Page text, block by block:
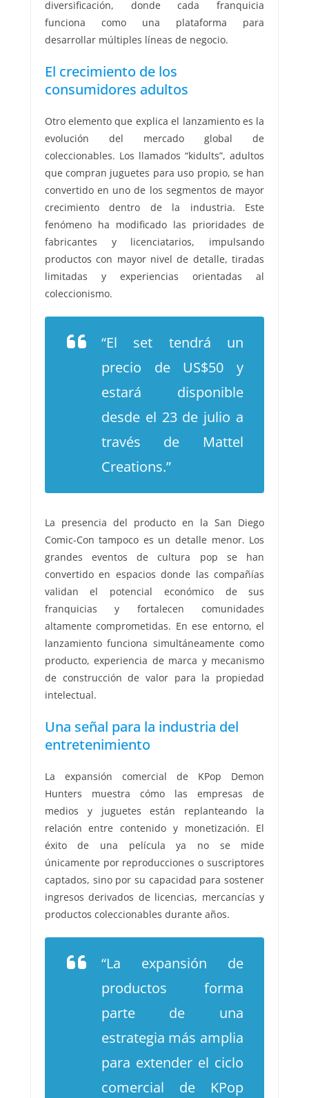
diversificación, donde cada franquicia
funciona como una plataforma para
desarrollar múltiples líneas de negocio.
El crecimiento de los
consumidores adultos
Otro elemento que explica el lanzamiento es la
evolución del mercado global de
coleccionables. Los llamados “kidults”, adultos
que compran juguetes para uso propio, se han
convertido en uno de los segmentos de mayor
crecimiento dentro de la industria. Este
fenómeno ha modificado las prioridades de
fabricantes y licenciatarios, impulsando
productos con mayor nivel de detalle, tiradas
limitadas y experiencias orientadas al
coleccionismo.
“El set tendrá un
precio de US$50 y
estará disponible
desde el 23 de julio a
través de Mattel
Creations.”
La presencia del producto en la San Diego
Comic-Con tampoco es un detalle menor. Los
grandes eventos de cultura pop se han
convertido en espacios donde las compañías
validan el potencial económico de sus
franquicias y fortalecen comunidades
altamente comprometidas. En ese entorno, el
lanzamiento funciona simultáneamente como
producto, experiencia de marca y mecanismo
de construcción de valor para la propiedad
intelectual.
Una señal para la industria del
entretenimiento
La expansión comercial de KPop Demon
Hunters muestra cómo las empresas de
medios y juguetes están replanteando la
relación entre contenido y monetización. El
éxito de una película ya no se mide
únicamente por reproducciones o suscriptores
captados, sino por su capacidad para sostener
ingresos derivados de licencias, mercancías y
productos coleccionables durante años.
“La expansión de
productos forma
parte de una
estrategia más amplia
para extender el ciclo
comercial de KPop